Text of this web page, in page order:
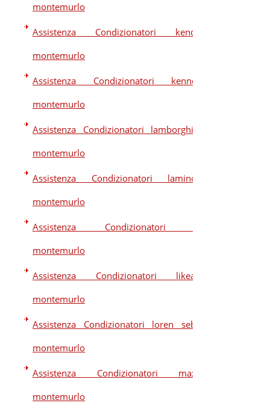
montemurlo
Assistenza Condizionatori kendo
montemurlo
Assistenza Condizionatori kennex
montemurlo
Assistenza Condizionatori lamborghini
montemurlo
Assistenza Condizionatori laminox
montemurlo
Assistenza Condizionatori lg
montemurlo
Assistenza Condizionatori likeair
montemurlo
Assistenza Condizionatori loren sebo
montemurlo
Assistenza Condizionatori maxa
montemurlo